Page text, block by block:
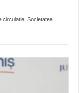
circulatie Societatea